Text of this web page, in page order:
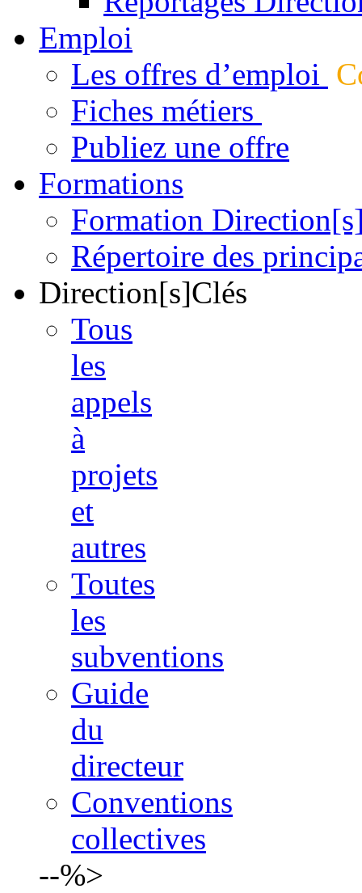
Emploi
Les offres d’emploi
Fiches métiers
Publiez une offre
Formations
Formation
Répertoire des
Direction[s]Clés
Tous
les
appels
à
projets
et
autres
Toutes
les
subventions
Guide
du
directeur
Conventions
collectives
--%>